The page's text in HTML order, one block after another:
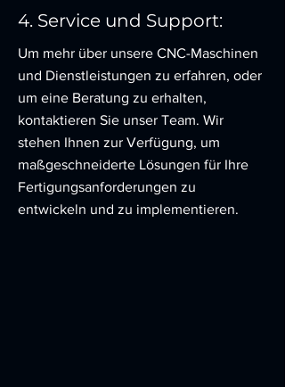
4. Service und Support:
Um mehr über unsere CNC-Maschinen
und Dienstleistungen zu erfahren, oder
um eine Beratung zu erhalten,
kontaktieren Sie unser Team. Wir
stehen Ihnen zur Verfügung, um
maßgeschneiderte Lösungen für Ihre
Fertigungsanforderungen zu
entwickeln und zu implementieren.